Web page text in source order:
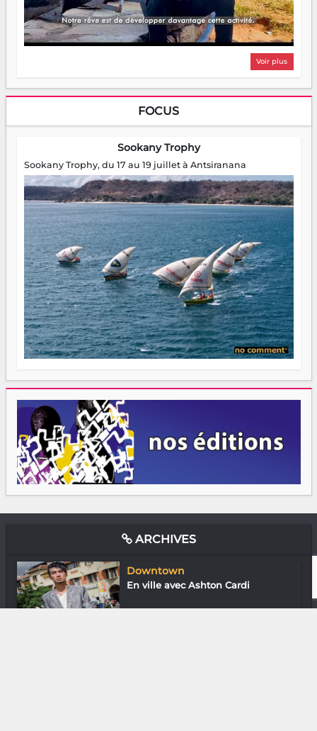
Voir plus
FOCUS
Sookany Trophy
Sookany Trophy, du 17 au 19 juillet à Antsiranana
ARCHIVES
Downtown
En ville avec Ashton Cardi